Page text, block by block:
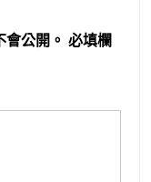
公開。 必填欄